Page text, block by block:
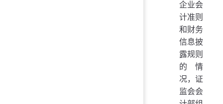
企业会
计准则
和财务
信息披
露规则
的情
况，证
监会会